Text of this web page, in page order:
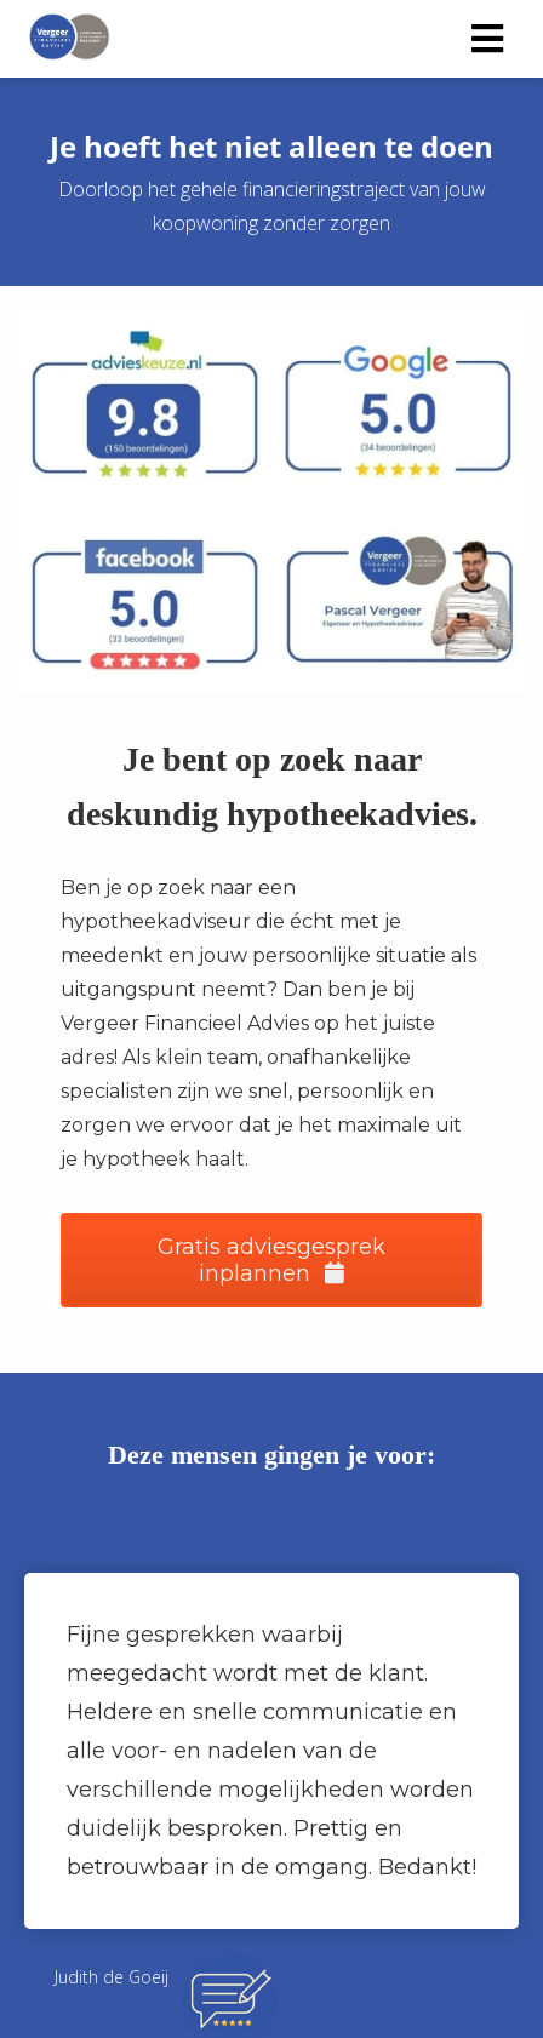
Je hoeft het niet alleen te doen
Doorloop het gehele financieringstraject van jouw
koopwoning zonder zorgen
Je bent op zoek naar
deskundig hypotheekadvies.
Ben je op zoek naar een
hypotheekadviseur die écht met je
meedenkt en jouw persoonlijke situatie als
uitgangspunt neemt? Dan ben je bij
Vergeer Financieel Advies op het juiste
adres! Als klein team, onafhankelijke
specialisten zijn we snel, persoonlijk en
zorgen we ervoor dat je het maximale uit
je hypotheek haalt.
Gratis adviesgesprek
inplannen
Deze mensen gingen je voor:
Fijne gesprekken waarbij
meegedacht wordt met de klant.
Heldere en snelle communicatie en
alle voor- en nadelen van de
verschillende mogelijkheden worden
duidelijk besproken. Prettig en
betrouwbaar in de omgang. Bedankt!
Judith de Goeij